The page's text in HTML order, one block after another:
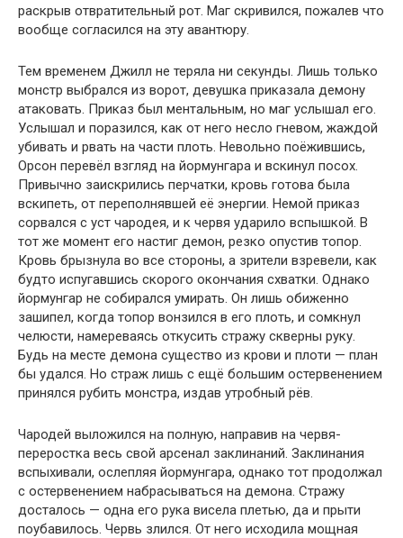
раскрыв отвратительный рот. Маг скривился, пожалев что
вообще согласился на эту авантюру.
Тем временем Джилл не теряла ни секунды. Лишь только
монстр выбрался из ворот, девушка приказала демону
атаковать. Приказ был ментальным, но маг услышал его.
Услышал и поразился, как от него несло гневом, жаждой
убивать и рвать на части плоть. Невольно поёжившись,
Орсон перевёл взгляд на йормунгара и вскинул посох.
Привычно заискрились перчатки, кровь готова была
вскипеть, от переполнявшей её энергии. Немой приказ
сорвался с уст чародея, и к червя ударило вспышкой. В
тот же момент его настиг демон, резко опустив топор.
Кровь брызнула во все стороны, а зрители взревели, как
будто испугавшись скорого окончания схватки. Однако
йормунгар не собирался умирать. Он лишь обиженно
зашипел, когда топор вонзился в его плоть, и сомкнул
челюсти, намереваясь откусить стражу скверны руку.
Будь на месте демона существо из крови и плоти — план
бы удался. Но страж лишь с ещё большим остервенением
принялся рубить монстра, издав утробный рёв.
Чародей выложился на полную, направив на червя-
переростка весь свой арсенал заклинаний. Заклинания
вспыхивали, ослепляя йормунгара, однако тот продолжал
с остервенением набрасываться на демона. Стражу
досталось — одна его рука висела плетью, да и прыти
поубавилось. Червь злился. От него исходила мощная